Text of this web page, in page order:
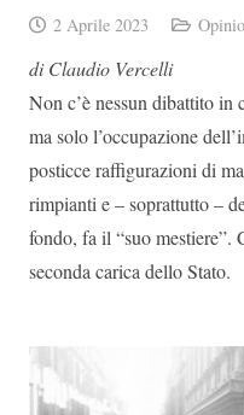
2 Aprile 2023
di Claudio Vercelli
Non c’è nessun dibattito in
ma solo l’occupazione
posticce raffigurazioni di
rimpianti e – soprattutto –
fondo, fa il “suo mestiere”.
seconda carica dello Stato.